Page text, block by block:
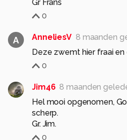
Gr Frans
0
A AnneliesV 8 maanden
Deze zwemt hier fraai
0
Jim46 8 maanden
Hel mooi opgenomen,
scherp.
Gr. Jim.
0